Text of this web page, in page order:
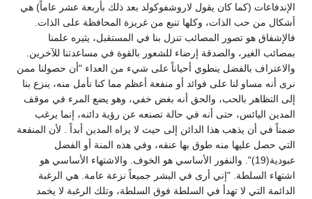
الإندفاعات (كما كان يقول لاروشفوكولد بعد ذلك بأربعة عشر عاماً) هي
أشكال من حب الذات، وكلها تنبع من غريزة المحافظة على الذات.
فالإشفاق هو تصور المصائب تنزل بنا في المستقبل، يثيره علمنا
بمصائب الغير، والصدقة إرضاء للشعور بالقوة في مساعدتنا للآخرين.
والاعتراف بالفضل ينطوي أحياناً على شيء من العداء "أن حصولنا ممن
نرى أنه مساو لنا على فوائد أو منفعة أعظم مما كنا نأمل منه، ينزع بنا
إلى التظاهر بالحب، والحق أنه بغض خفي، وهو يضع المرء في موقف
المدين اليائس، حتى أنه في حالة تصنعه عن رؤية دائنه، إنما يرغب
ضمناً في أن يذهب هذا الدائن إلى حيث لا يراه المدين أبداً . لأن المنفعة
التي حصل عليها منه طوق بها عنقه، وفي هذه المنة أو الفضل
عبودية(19)". والنفور الأساسي هو الخوف. والاشتهاء الأساسي هو
اشتهاء السلطة. "إني أرى في البشر جميعاً نزعة عامة. هي الرغبة
الدائمة التي لا تهدأ في السلطة فوق السلطة، وتلك الرغبة لا يخمد